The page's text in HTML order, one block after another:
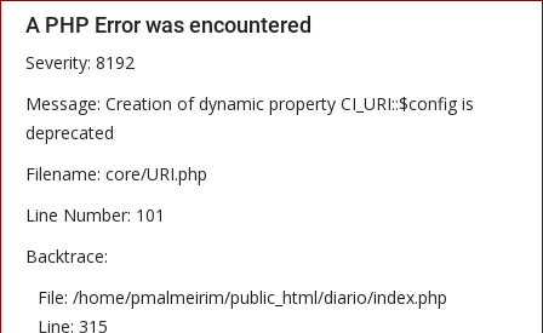
A PHP Error was encountered
Severity: 8192
Message: Creation of dynamic property CI_URI::$config is
deprecated
Filename: core/URI.php
Line Number: 101
Backtrace:
File: /home/pmalmeirim/public_html/diario/index.php
Line: 315
Início
Termos & Condições
Publicações